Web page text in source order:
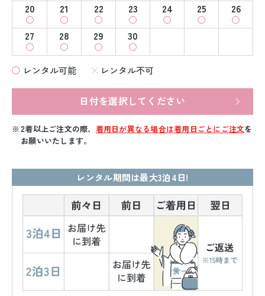
20
21 22 23 24 25
26
27
28 29 30
レンタル可能 レンタル不可
日付を選択してください
2着以上ご注文の際、 着用日が異なる場合は着用日ごとにご注文を
お願いいたします。
レンタル期間は最大3泊4日!